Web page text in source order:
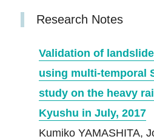
Research Notes
Validation of
using multi-temporal
study on the heavy
Kyushu in July, 2017
Kumiko YAMASHITA,